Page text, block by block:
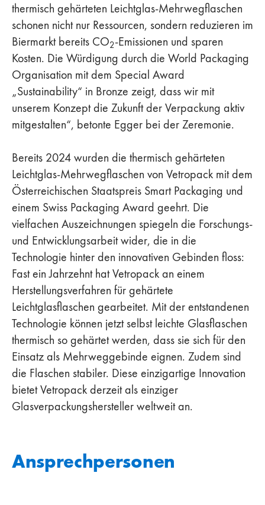
thermisch gehärteten Leichtglas-Mehrwegflaschen
schonen nicht nur Ressourcen, sondern reduzieren im
Biermarkt bereits CO2-Emissionen und sparen
Kosten. Die Würdigung durch die World Packaging
Organisation mit dem Special Award
„Sustainability“ in Bronze zeigt, dass wir mit
unserem Konzept die Zukunft der Verpackung aktiv
mitgestalten“, betonte Egger bei der Zeremonie.
Bereits 2024 wurden die thermisch gehärteten
Leichtglas-Mehrwegflaschen von Vetropack mit dem
Österreichischen Staatspreis Smart Packaging und
einem Swiss Packaging Award geehrt. Die
vielfachen Auszeichnungen spiegeln die Forschungs-
und Entwicklungsarbeit wider, die in die
Technologie hinter den innovativen Gebinden floss:
Fast ein Jahrzehnt hat Vetropack an einem
Herstellungsverfahren für gehärtete
Leichtglasflaschen gearbeitet. Mit der entstandenen
Technologie können jetzt selbst leichte Glasflaschen
thermisch so gehärtet werden, dass sie sich für den
Einsatz als Mehrweggebinde eignen. Zudem sind
die Flaschen stabiler. Diese einzigartige Innovation
bietet Vetropack derzeit als einziger
Glasverpackungshersteller weltweit an.
Ansprechpersonen